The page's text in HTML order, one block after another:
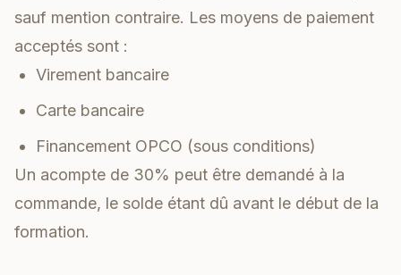
sauf mention contraire. Les moyens de paiement
acceptés sont :
Virement bancaire
Carte bancaire
Financement OPCO (sous conditions)
Un acompte de 30% peut être demandé à la
commande, le solde étant dû avant le début de la
formation.